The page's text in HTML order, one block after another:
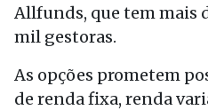
Allfunds, que tem mais
mil gestoras.
As opções prometem
de renda fixa, renda